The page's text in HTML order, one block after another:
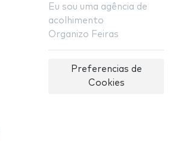
Eu sou uma agência de
acolhimento
Organizo Feiras
Preferencias de
Cookies